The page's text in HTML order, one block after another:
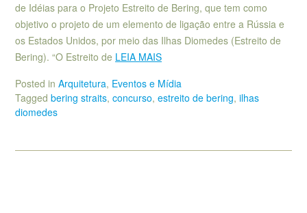
de Idéias para o Projeto Estreito de Bering, que tem como
objetivo o projeto de um elemento de ligação entre a Rússia e
os Estados Unidos, por meio das Ilhas Diomedes (Estreito de
Bering). “O Estreito de LEIA MAIS
Posted in Arquitetura, Eventos e Mídia
Tagged bering straits, concurso, estreito de bering, ilhas
diomedes